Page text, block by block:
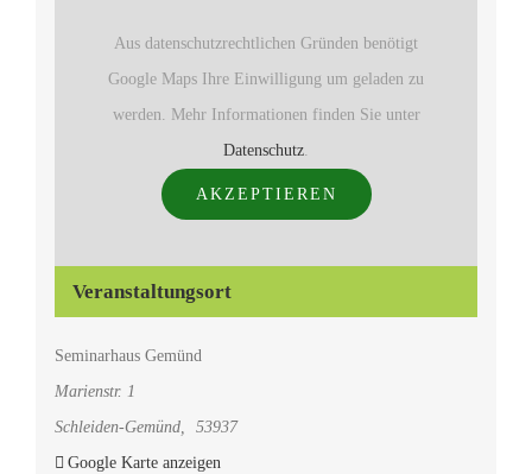
Veranstaltungsort
Seminarhaus Gemünd
Marienstr. 1
Schleiden-Gemünd,
53937
Google Karte anzeigen
Aus datenschutzrechtlichen Gründen benötigt
Google Maps Ihre Einwilligung um geladen zu
werden. Mehr Informationen finden Sie unter
Datenschutz.
AKZEPTIEREN